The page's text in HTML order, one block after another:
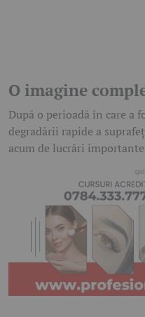
O imagine
După o perioadă în care a
degradării rapide a
acum de lucrări